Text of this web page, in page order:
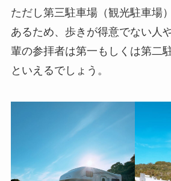
ただし第三駐車場（観光駐車場
あるため、歩きが得意でない人
輩の参拝者は第一もしくは第二
といえるでしょう。